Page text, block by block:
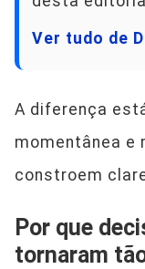
Ver tudo de
A diferença
momentânea e
constroem
Por que
tornaram